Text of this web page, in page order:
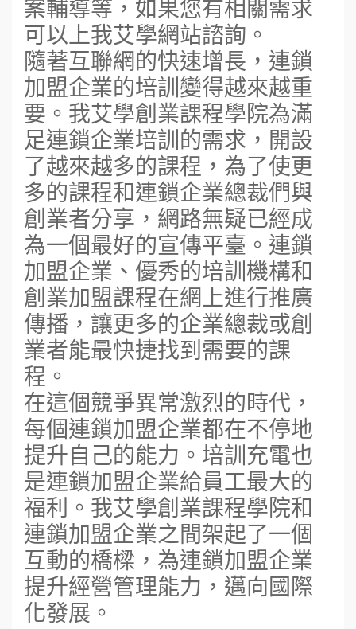
案輔導等，如果您有相關需求
可以上我艾學網站諮詢。
隨著互聯網的快速增長，連鎖
加盟企業的培訓變得越來越重
要。我艾學創業課程學院為滿
足連鎖企業培訓的需求，開設
了越來越多的課程，為了使更
多的課程和連鎖企業總裁們與
創業者分享，網路無疑已經成
為一個最好的宣傳平臺。連鎖
加盟企業、優秀的培訓機構和
創業加盟課程在網上進行推廣
傳播，讓更多的企業總裁或創
業者能最快捷找到需要的課
程。
在這個競爭異常激烈的時代，
每個連鎖加盟企業都在不停地
提升自己的能力。培訓充電也
是連鎖加盟企業給員工最大的
福利。我艾學創業課程學院和
連鎖加盟企業之間架起了一個
互動的橋樑，為連鎖加盟企業
提升經營管理能力，邁向國際
化發展。